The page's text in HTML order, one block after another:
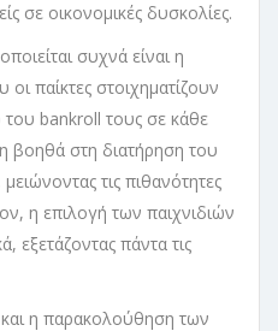
σε οικονομικές δυσκολίες.
συχνά είναι η
παίκτες στοιχηματίζουν
bankroll τους σε κάθε
βοηθά στη διατήρηση του
τις πιθανότητες
η επιλογή των παιχνιδιών
εξετάζοντας πάντα τις
η παρακολούθηση των